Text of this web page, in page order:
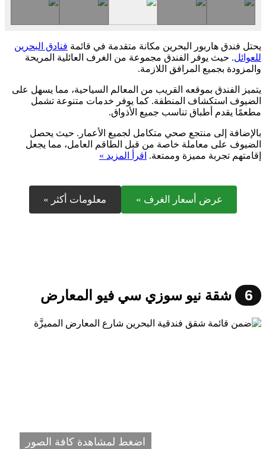
يحتل فندق هاربور البحرين مكانة متقدمة في قائمة فنادق البحرين
للعوائل. حيث يوفر الفندق مجموعة من الغرف العائلية المريحة
والمزودة بجميع المرافق اللازمة.
يتميز الفندق بموقعه القريب من المعالم السياحية، مما يسهل على
الضيوف استكشاف المنطقة. كما يوفر خدمات متنوعة تشمل
مطعمًا يقدم أطباق تناسب جميع الأذواق.
بالإضافة إلى منتجع صحي متكامل لجميع الأعمار. حيث يحصل
الضيوف على معاملة خاصة من قبل الطاقم العامل، مما يجعل
إقامتهم تجربة مميزة وممتعة. اقرأ المزيد »
عرض أسعار الغرف » معلومات أكثر »
6 شقة نيو سوزي سي فيو المعارض
اضغط لمشاهدة كافة الصور